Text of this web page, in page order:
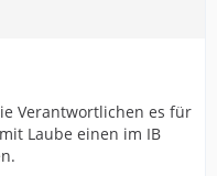
Verantwortlichen es für
Laube einen im IB